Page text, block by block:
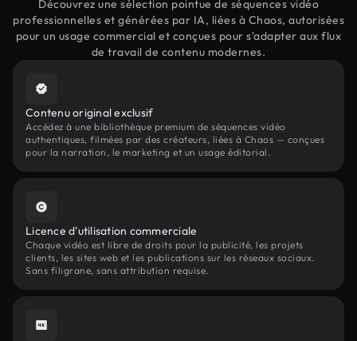
Découvrez une sélection pointue de séquences vidéo
professionnelles et générées par IA, liées à Chaos, autorisées
pour un usage commercial et conçues pour s'adapter aux flux
de travail de contenu modernes.
Contenu original exclusif
Accédez à une bibliothèque premium de séquences vidéo
authentiques, filmées par des créateurs, liées à Chaos — conçues
pour la narration, le marketing et un usage éditorial.
Licence d'utilisation commerciale
Chaque vidéo est libre de droits pour la publicité, les projets
clients, les sites web et les publications sur les réseaux sociaux.
Sans filigrane, sans attribution requise.